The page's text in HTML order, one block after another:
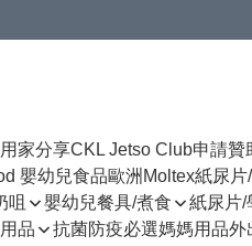
用家分享CKL Jetso Club申請贊
嬰幼兒食品歐洲Moltex紙尿片
咀 嬰幼兒餐具/煮食 紙尿片/
品 抗菌防疫必選媽媽用品外